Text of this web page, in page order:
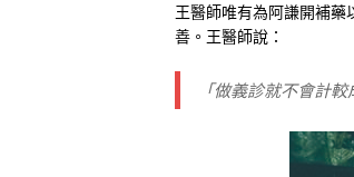
王醫師唯有為阿謙開補
善。王醫師說：
「做義診就不會計